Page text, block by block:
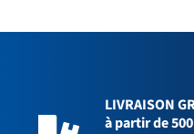
LIVRAISON
à partir de